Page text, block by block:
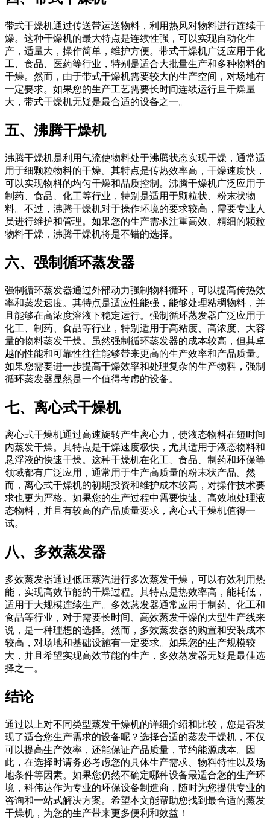
带式干燥机通过传送带运送物料，利用热风对物料进行连续干
燥。这种干燥机的最大特点是连续性强，可以实现自动化生
产，适量大，操作简单，维护方便。带式干燥机广泛应用于化
工、食品、医药等行业，特别是适合大批量生产和多种物料的
干燥。然而，由于带式干燥机需要较大的生产空间，对场地有
一定要求。如果您的生产工艺需要长时间连续运行且干燥量
大，带式干燥机无疑是最合适的设备之一。
五、沸腾干燥机
沸腾干燥机是利用气流使物料处于沸腾状态实现干燥，通常适
用于细颗粒物料的干燥。其特点是传热效率高，干燥速度快，
可以实现物料的均匀干燥和品质控制。沸腾干燥机广泛应用于
制药、食品、化工等行业，特别是适用于颗粒状、粉末状物
料。不过，沸腾干燥机对于操作环境的要求较高，需要专业人
员进行维护和管理。如果您的生产需求注重高效、精细的颗粒
物料干燥，沸腾干燥机将是不错的选择。
六、强制循环蒸发器
强制循环蒸发器通过外部动力强制物料循环，可以提高传热效
率和蒸发速度。其特点是适应性能强，能够处理粘稠物料，并
且能够在高浓度溶液下稳定运行。强制循环蒸发器广泛应用于
化工、制药、食品等行业，特别适用于高粘度、高浓度、大容
量的物料蒸发干燥。虽然强制循环蒸发器的成本较高，但其卓
越的性能和可靠性往往能够带来更高的生产效率和产品质量。
如果您需要进一步提高干燥效率和处理复杂的生产物料，强制
循环蒸发器显然是一个值得考虑的设备。
七、离心式干燥机
离心式干燥机通过高速旋转产生离心力，使液态物料在短时间
内蒸发干燥。其特点是干燥速度极快，尤其适用于液态物料和
悬浮液的快速干燥。这种干燥机在化工、食品、制药和环保等
领域都有广泛应用，通常用于生产高质量的粉末状产品。然
而，离心式干燥机的初期投资和维护成本较高，对操作技术要
求也更为严格。如果您的生产过程中需要快速、高效地处理液
态物料，并且有较高的产品质量要求，离心式干燥机值得一
试。
八、多效蒸发器
多效蒸发器通过低压蒸汽进行多次蒸发干燥，可以有效利用热
能，实现高效节能的干燥过程。其特点是热效率高，能耗低，
适用于大规模连续生产。多效蒸发器通常应用于制药、化工和
食品等行业，对于需要长时间、高效蒸发干燥的大型生产线来
说，是一种理想的选择。然而，多效蒸发器的购置和安装成本
较高，对场地和基础设施有一定要求。如果您的生产规模较
大，并且希望实现高效节能的生产，多效蒸发器无疑是最佳选
择之一。
结论
通过以上对不同类型蒸发干燥机的详细介绍和比较，您是否发
现了适合您生产需求的设备呢？选择合适的蒸发干燥机，不仅
可以提高生产效率，还能保证产品质量，节约能源成本。因
此，在选择时请务必考虑您的具体生产需求、物料特性以及场
地条件等因素。如果您仍然不确定哪种设备最适合您的生产环
境，科伟达作为专业的环保设备制造商，随时为您提供专业的
咨询和一站式解决方案。希望本文能帮助您找到最合适的蒸发
干燥机，为您的生产带来更多便利和效益！